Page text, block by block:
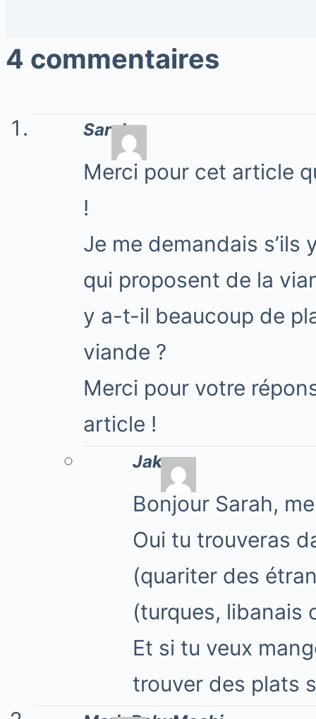
4 commentaires
Sarah
Merci pour cet article
!
Je me demandais
qui proposent de la
y a-t-il beaucoup de
viande ?
Merci pour votre
article !
Jake
Bonjour Sarah,
Oui tu trouveras
(quariter des
(turques, libanais
Et si tu veux
trouver des plats